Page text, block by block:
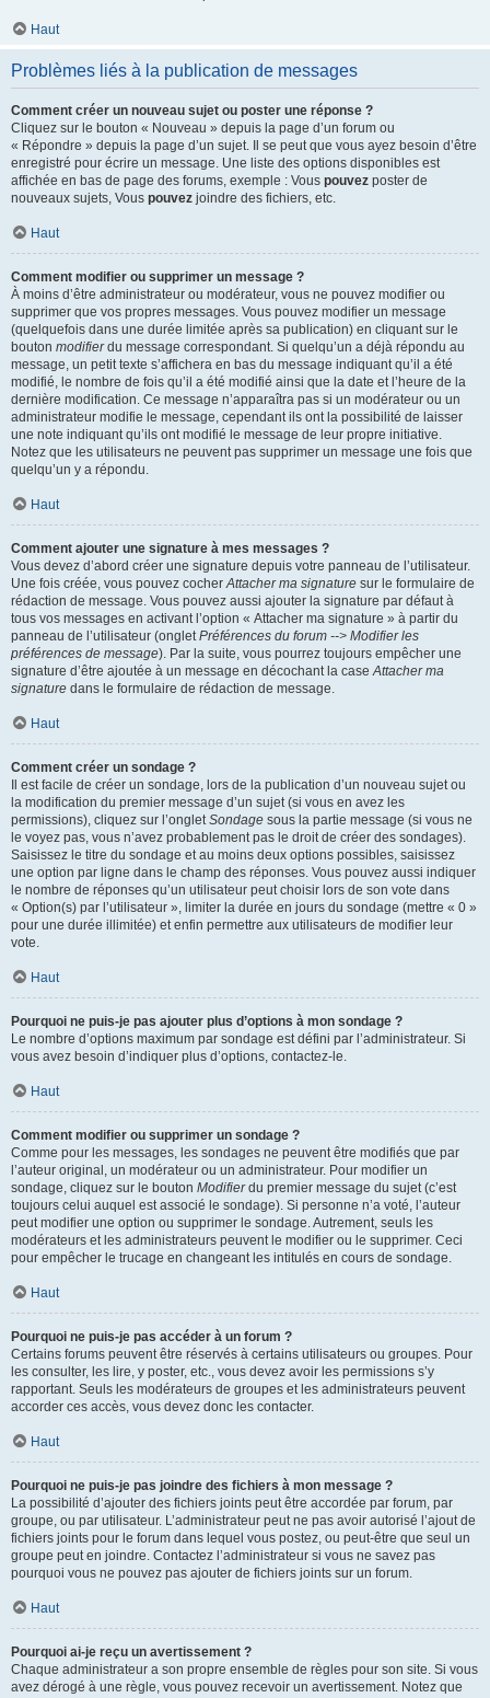
Haut
Problèmes liés à la publication de messages
Comment créer un nouveau sujet ou poster une réponse ?
Cliquez sur le bouton « Nouveau » depuis la page d’un forum ou
« Répondre » depuis la page d’un sujet. Il se peut que vous ayez besoin d’être
enregistré pour écrire un message. Une liste des options disponibles est
affichée en bas de page des forums, exemple : Vous pouvez poster de
nouveaux sujets, Vous pouvez joindre des fichiers, etc.
Haut
Comment modifier ou supprimer un message ?
À moins d’être administrateur ou modérateur, vous ne pouvez modifier ou
supprimer que vos propres messages. Vous pouvez modifier un message
(quelquefois dans une durée limitée après sa publication) en cliquant sur le
bouton modifierdu message correspondant. Si quelqu’un a déjà répondu au
message, un petit texte s’affichera en bas du message indiquant qu’il a été
modifié, le nombre de fois qu’il a été modifié ainsi que la date et l’heure de la
dernière modification. Ce message n’apparaîtra pas si un modérateur ou un
administrateur modifie le message, cependant ils ont la possibilité de laisser
une note indiquant qu’ils ont modifié le message de leur propre initiative.
Notez que les utilisateurs ne peuvent pas supprimer un message une fois que
quelqu’un y a répondu.
Haut
Comment ajouter une signature à mes messages ?
Vous devez d’abord créer une signature depuis votre panneau de l’utilisateur.
Une fois créée, vous pouvez cocherAttacher ma signature sur le formulaire de
rédaction de message. Vous pouvez aussi ajouter la signature par défaut à
tous vos messages en activant l’option « Attacher ma signature » à partir du
panneau de l’utilisateur (ongletPréférences du forum --> Modifier les
préférences de message). Par la suite, vous pourrez toujours empêcher une
signature d’être ajoutée à un message en décochant la caseAttacher ma
signature dans le formulaire de rédaction de message.
Haut
Comment créer un sondage ?
Il est facile de créer un sondage, lors de la publication d’un nouveau sujet ou
la modification du premier message d’un sujet (si vous en avez les
permissions), cliquez sur l’ongletSondage sous la partie message (si vous ne
le voyez pas, vous n’avez probablement pas le droit de créer des sondages).
Saisissez le titre du sondage et au moins deux options possibles, saisissez
une option par ligne dans le champ des réponses. Vous pouvez aussi indiquer
le nombre de réponses qu’un utilisateur peut choisir lors de son vote dans
« Option(s) par l’utilisateur », limiter la durée en jours du sondage (mettre « 0 »
pour une durée illimitée) et enfin permettre aux utilisateurs de modifier leur
vote.
Haut
Pourquoi ne puis-je pas ajouter plus d’options à mon sondage ?
Le nombre d’options maximum par sondage est défini par l’administrateur. Si
vous avez besoin d’indiquer plus d’options, contactez-le.
Haut
Comment modifier ou supprimer un sondage ?
Comme pour les messages, les sondages ne peuvent être modifiés que par
l’auteur original, un modérateur ou un administrateur. Pour modifier un
sondage, cliquez sur le bouton Modifierdu premier message du sujet (c’est
toujours celui auquel est associé le sondage). Si personne n’a voté, l’auteur
peut modifier une option ou supprimer le sondage. Autrement, seuls les
modérateurs et les administrateurs peuvent le modifier ou le supprimer. Ceci
pour empêcher le trucage en changeant les intitulés en cours de sondage.
Haut
Pourquoi ne puis-je pas accéder à un forum ?
Certains forums peuvent être réservés à certains utilisateurs ou groupes. Pour
les consulter, les lire, y poster, etc., vous devez avoir les permissions s’y
rapportant. Seuls les modérateurs de groupes et les administrateurs peuvent
accorder ces accès, vous devez donc les contacter.
Haut
Pourquoi ne puis-je pas joindre des fichiers à mon message ?
La possibilité d’ajouter des fichiers joints peut être accordée par forum, par
groupe, ou par utilisateur. L’administrateur peut ne pas avoir autorisé l’ajout de
fichiers joints pour le forum dans lequel vous postez, ou peut-être que seul un
groupe peut en joindre. Contactez l’administrateur si vous ne savez pas
pourquoi vous ne pouvez pas ajouter de fichiers joints sur un forum.
Haut
Pourquoi ai-je reçu un avertissement ?
Chaque administrateur a son propre ensemble de règles pour son site. Si vous
avez dérogé à une règle, vous pouvez recevoir un avertissement. Notez que